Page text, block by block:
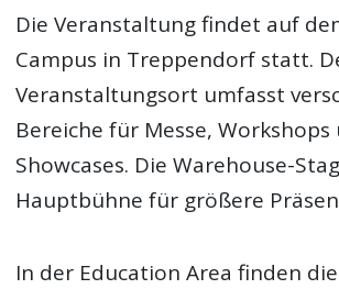
Die Veranstaltung findet auf
Campus in Treppendorf statt.
Veranstaltungsort umfasst
Bereiche für Messe, Workshops
Showcases. Die Warehouse-
Hauptbühne für größere
In der Education Area finden